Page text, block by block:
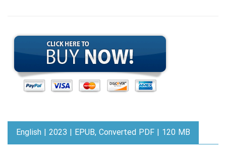
English | 2023 | EPUB, Converted PDF | 120 MB